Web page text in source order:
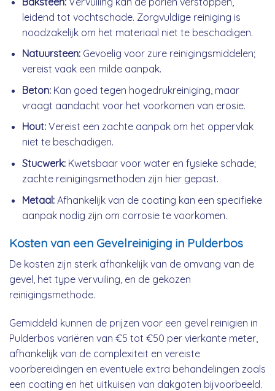
leidend tot vochtschade. Zorgvuldige reiniging is
noodzakelijk om het materiaal niet te beschadigen.
Natuursteen:Gevoelig voor zure reinigingsmiddelen;
vereist vaak een milde aanpak.
Beton:Kan goed tegen hogedrukreiniging, maar
vraagt aandacht voor het voorkomen van erosie.
Hout:Vereist een zachte aanpak om het oppervlak
niet te beschadigen.
Stucwerk:Kwetsbaar voor water en fysieke schade;
zachte reinigingsmethoden zijn hier gepast.
Metaal:Afhankelijk van de coating kan een specifieke
aanpak nodig zijn om corrosie te voorkomen.
Kosten van een Gevelreiniging in Pulderbos
De kosten zijn sterk afhankelijk van de omvang van de
gevel, het type vervuiling, en de gekozen
reinigingsmethode.
Gemiddeld kunnen de prijzen voor een gevel reinigien in
Pulderbos variëren van €5 tot €50 per vierkante meter,
afhankelijk van de complexiteit en vereiste
voorbereidingen en eventuele extra behandelingen zoals
een coating en het uitkuisen van dakgoten bijvoorbeeld.